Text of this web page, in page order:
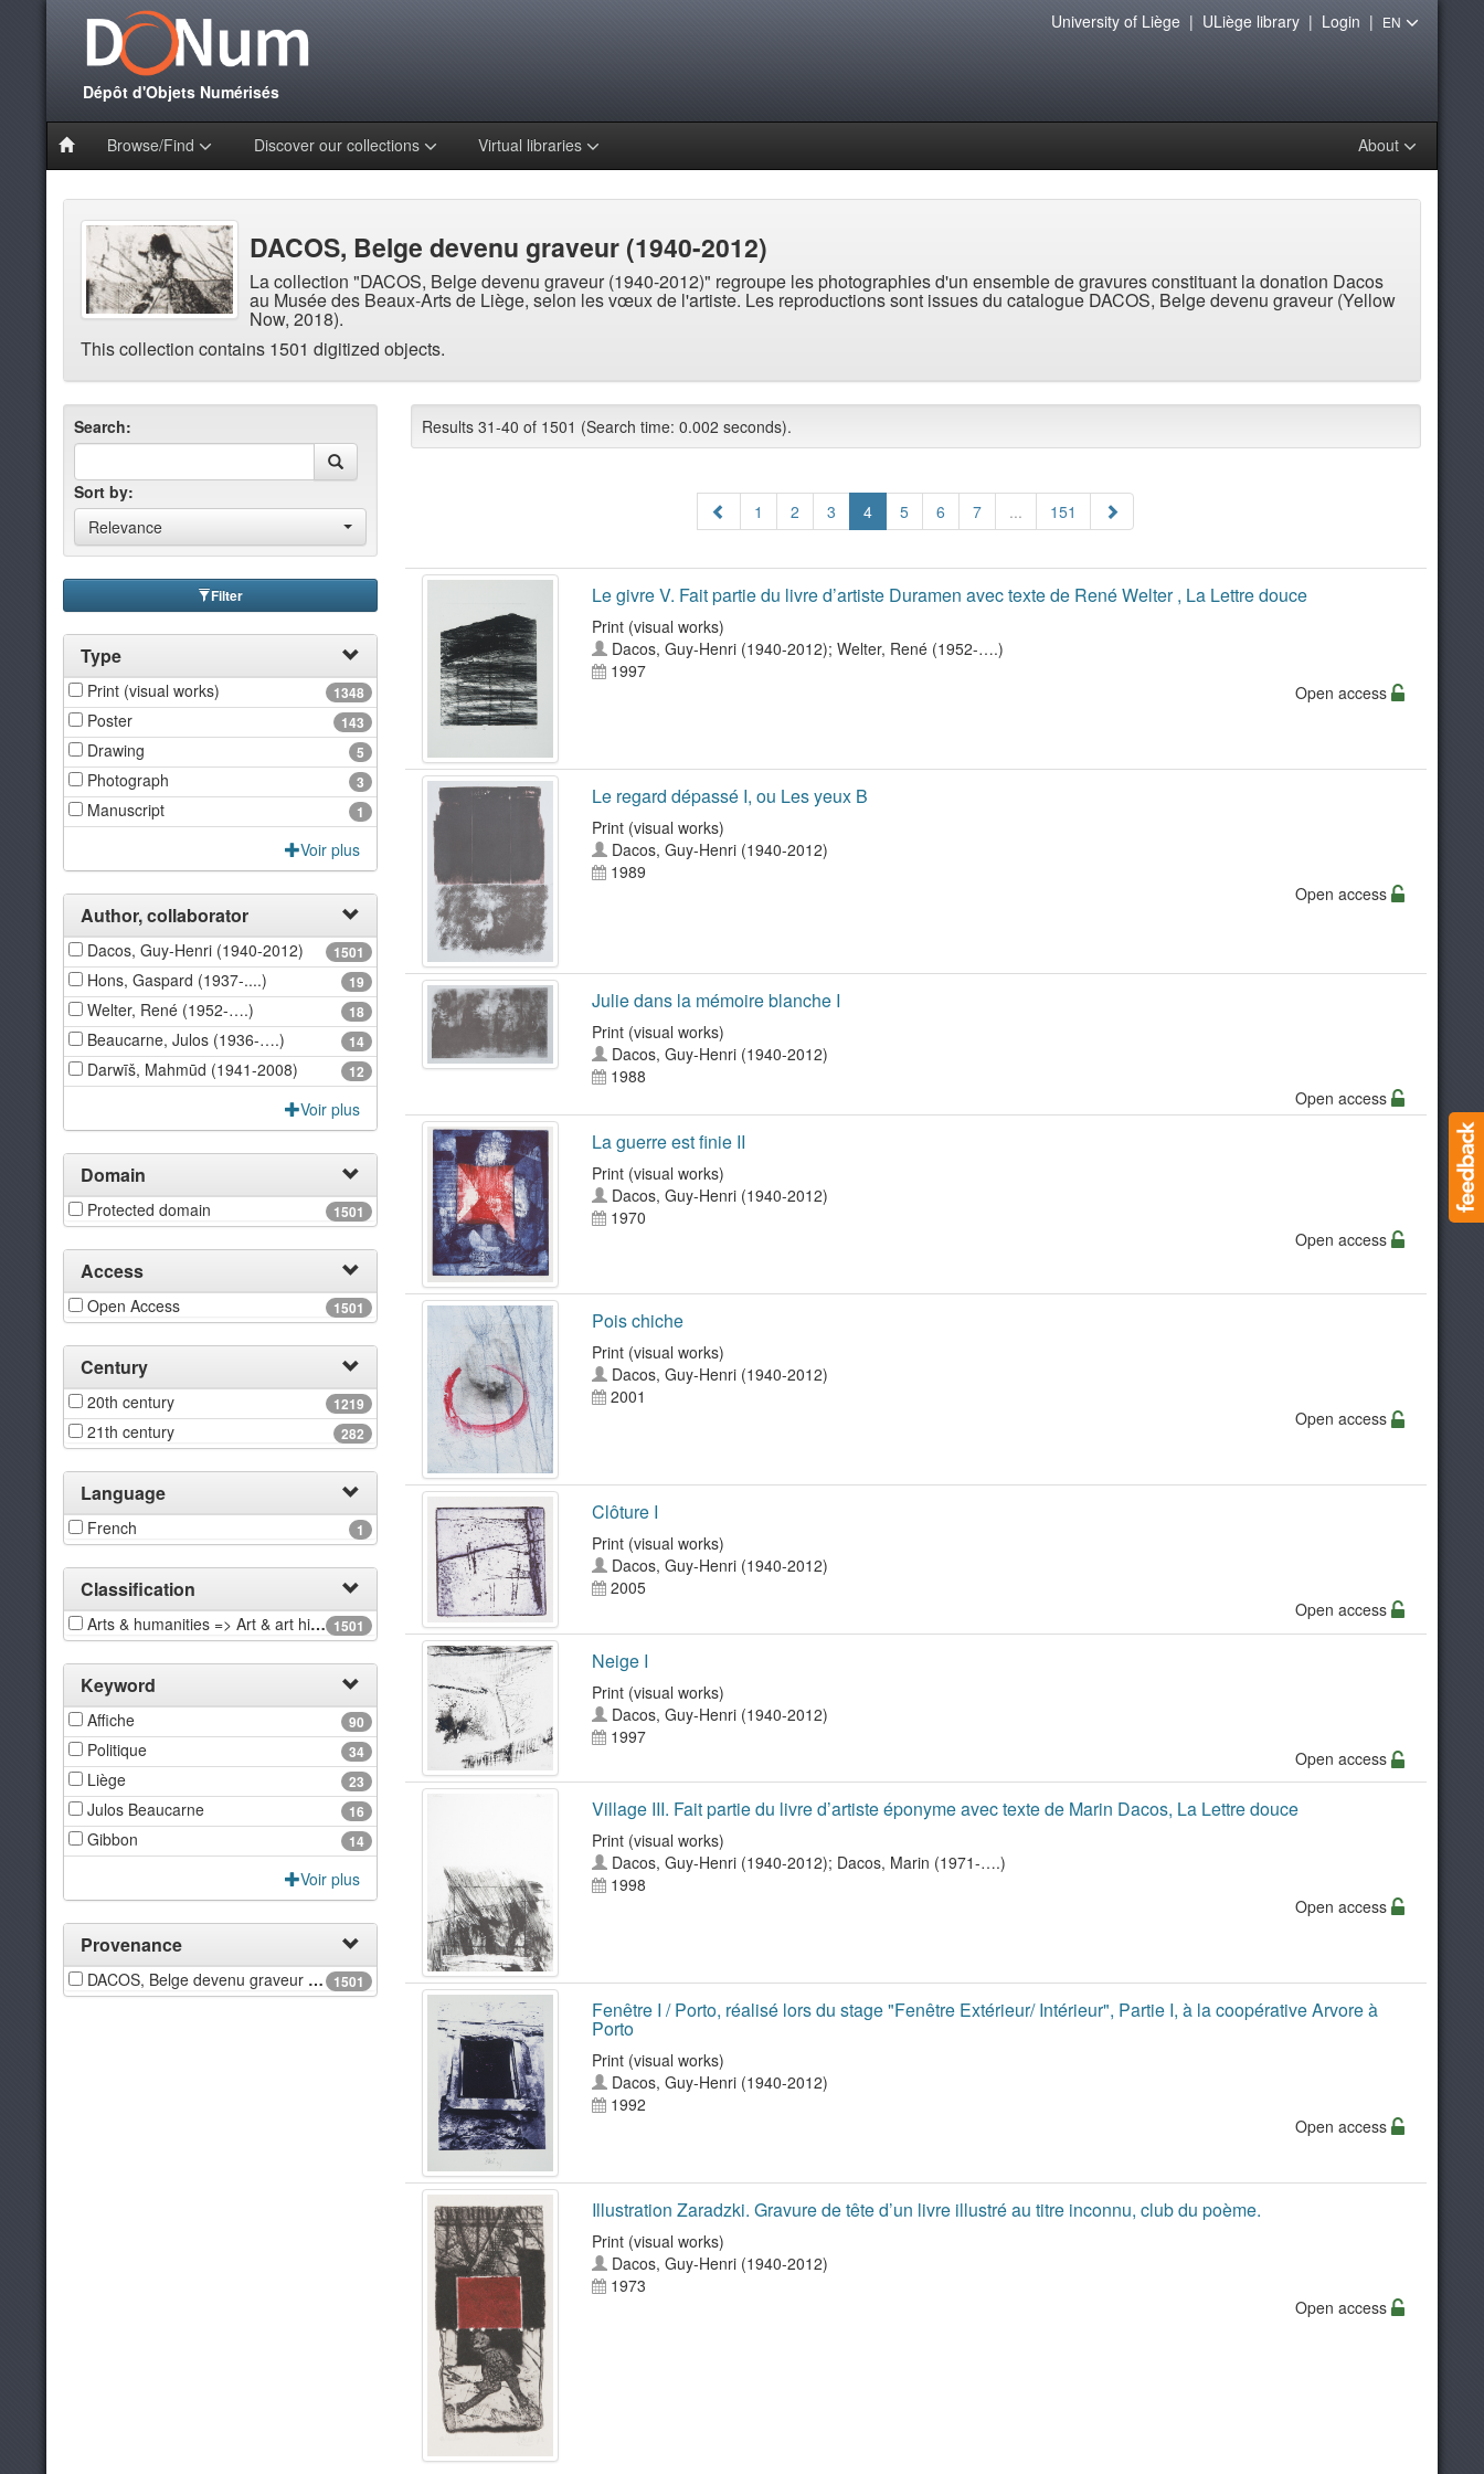
Dépôt d'Objets Numérisés
Browse/Find Discover our collections Virtual libraries About
University of Liège| ULiège library| Login | EN
DACOS, Belge devenu graveur (1940-2012)
La collection "DACOS, Belge devenu graveur (1940-2012)" regroupe les photographies d'un ensemble de gravures constituant la donation Dacos
au Musée des Beaux-Arts de Liège, selon les vœux de l'artiste. Les reproductions sont issues du catalogue DACOS, Belge devenu graveur (Yellow
Now, 2018).
This collection contains 1501 digitized objects.
Results 31-40 of 1501 (Search time: 0.002 seconds).
1 2 3 4 5 6 7 ... 151
Le givre V. Fait partie du livre d’artiste Duramen avec texte de René Welter , La Lettre douce
Print (visual works)
Dacos, Guy-Henri (1940-2012);Welter, René (1952-….)
1997
Open access
Le regard dépassé I, ou Les yeux B
Print (visual works)
Dacos, Guy-Henri (1940-2012)
1989
Open access
Julie dans la mémoire blanche I
Print (visual works)
Dacos, Guy-Henri (1940-2012)
1988
Open access
La guerre est finie II
Print (visual works)
Dacos, Guy-Henri (1940-2012)
1970
Open access
Pois chiche
Print (visual works)
Dacos, Guy-Henri (1940-2012)
2001
Open access
Clôture I
Print (visual works)
Dacos, Guy-Henri (1940-2012)
2005
Open access
Neige I
Print (visual works)
Dacos, Guy-Henri (1940-2012)
1997
Open access
Village III. Fait partie du livre d’artiste éponyme avec texte de Marin Dacos, La Lettre douce
Print (visual works)
Dacos, Guy-Henri (1940-2012); Dacos, Marin (1971-….)
1998
Open access
Fenêtre I / Porto, réalisé lors du stage "Fenêtre Extérieur/ Intérieur", Partie I, à la coopérative Arvore à
Porto
Print (visual works)
Dacos, Guy-Henri (1940-2012)
1992
Open access
Illustration Zaradzki. Gravure de tête d’un livre illustré au titre inconnu, club du poème.
Print (visual works)
Dacos, Guy-Henri (1940-2012)
1973
Open access
Search:
Sort by:
Relevance
Filter
Type
1348
Print (visual works)
143
Poster
5
Drawing
3
Photograph
1
Manuscript
Voir plus
Author, collaborator
1501
Dacos, Guy-Henri (1940-2012)
19
Hons, Gaspard (1937-....)
18
Welter, René (1952-….)
14
Beaucarne, Julos (1936-….)
12
Darw‏īš, Mahmūd (1941-2008)
Voir plus
Domain
1501
Protected domain
Access
1501
Open Access
Century
1219
20th century
282
21th century
Language
1
French
Classification
1501
Arts & humanities => Art & art history
Keyword
90
Affiche
34
Politique
23
Liège
16
Julos Beaucarne
14
Gibbon
Voir plus
Provenance
1501
DACOS, Belge devenu graveur (1940-2012)